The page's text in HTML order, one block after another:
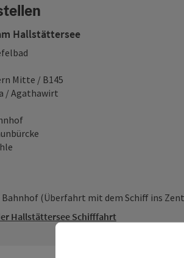
Hallstättersee
Mitte / B145
/ Agathawirt
(Überfahrt mit dem Schiff ins
Hallstättersee Schifffahrt